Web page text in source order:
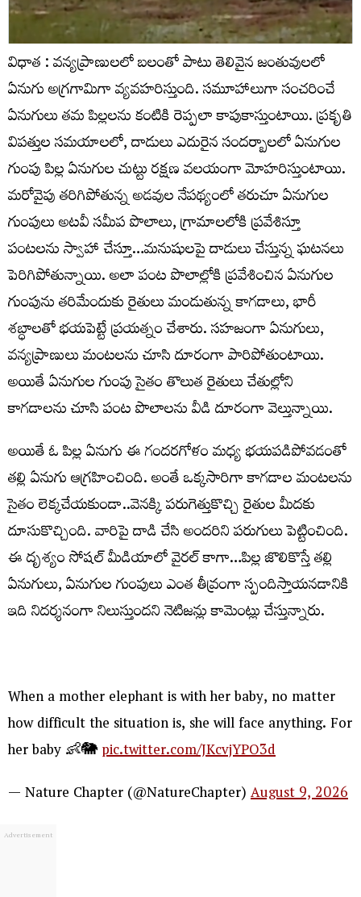
విధాత : వన్యప్రాణులలో బలంతో పాటు తెలివైన జంతువులలో
ఏనుగు అగ్రగామిగా వ్యవహరిస్తుంది. సమూహాలుగా సంచరించే
ఏనుగులు తమ పిల్లలను కంటికి రెప్పలా కాపుకాస్తుంటాయి. ప్రకృతి
విపత్తుల సమయాలలో, దాడులు ఎదురైన సందర్బాలలో ఏనుగుల
గుంపు పిల్ల ఏనుగుల చుట్టు రక్షణ వలయంగా మోహరిస్తుంటాయి.
మరోవైపు తరిగిపోతున్న అడవుల నేపథ్యంలో తరుచూ ఏనుగుల
గుంపులు అటవీ సమీప పొలాలు, గ్రామాలలోకి ప్రవేశిస్తూ
పంటలను స్వాహా చేస్తూ…మనుషులపై దాడులు చేస్తున్న ఘటనలు
పెరిగిపోతున్నాయి. అలా పంట పొలాల్లోకి ప్రవేశించిన ఏనుగుల
గుంపును తరిమేందుకు రైతులు మండుతున్న కాగడాలు, భారీ
శబ్ధాలతో భయపెట్టే ప్రయత్నం చేశారు. సహజంగా ఏనుగులు,
వన్యప్రాణులు మంటలను చూసి దూరంగా పారిపోతుంటాయి.
అయితే ఏనుగుల గుంపు సైతం తొలుత రైతులు చేతుల్లోని
కాగడాలను చూసి పంట పొలాలను వీడి దూరంగా వెల్తున్నాయి.
అయితే ఓ పిల్ల ఏనుగు ఈ గందరగోళం మధ్య భయపడిపోవడంతో
తల్లి ఏనుగు ఆగ్రహించింది. అంతే ఒక్కసారిగా కాగడాల మంటలను
సైతం లెక్కచేయకుండా..వెనక్కి పరుగెత్తుకొచ్చి రైతుల మీదకు
దూసుకొచ్చింది. వారిపై దాడి చేసి అందరిని పరుగులు పెట్టించింది.
ఈ దృశ్యం సోషల్ మీడియాలో వైరల్ కాగా…పిల్ల జొలికొస్తే తల్లి
ఏనుగులు, ఏనుగుల గుంపులు ఎంత తీవ్రంగా స్పందిస్తాయనడానికి
ఇది నిదర్శనంగా నిలుస్తుందని నెటిజన్లు కామెంట్లు చేస్తున్నారు.
When a mother elephant is with her baby, no matter
how difficult the situation is, she will face anything. For
her baby 👶🐘pic.twitter.com/JKcvjYPO3d
— Nature Chapter (@NatureChapter)August 9, 2026